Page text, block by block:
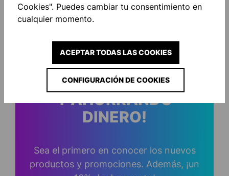
¡SIEMPRE INFORMADO
Y AHORRANDO
DINERO!
Sea el primero en conocer los nuevos
productos y promociones. Además, ¡un
Cookies". Puedes cambiar tu consentimiento en
cualquier momento.
CONFIGURACIÓN DE COOKIES
ACEPTAR TODAS LAS COOKIES